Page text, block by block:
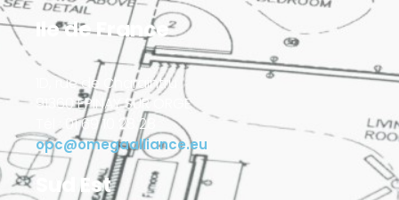
Ile de France
1D, rue de Charaintru
91360 EPINAY SUR ORGE
Tél : 01 69 10 28 28
opc@omegaalliance.eu
Sud Est